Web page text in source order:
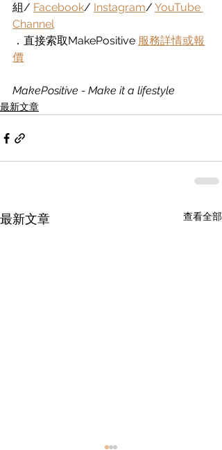
組/ Facebook/ Instagram/ YouTube
Channel
．直接索取MakePositive 服務詳情或報
價
MakePositive - Make it a lifestyle
最新文章
最新文章 查看全部